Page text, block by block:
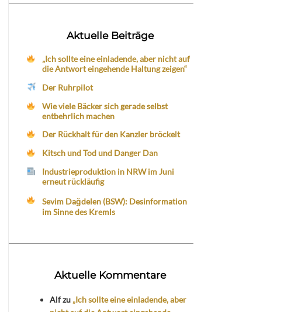
Aktuelle Beiträge
„Ich sollte eine einladende, aber nicht auf
die Antwort eingehende Haltung zeigen“
Der Ruhrpilot
Wie viele Bäcker sich gerade selbst
entbehrlich machen
Der Rückhalt für den Kanzler bröckelt
Kitsch und Tod und Danger Dan
Industrieproduktion in NRW im Juni
erneut rückläufig
Sevim Dağdelen (BSW): Desinformation
im Sinne des Kremls
Aktuelle Kommentare
Alfzu „Ich sollte eine einladende, aber